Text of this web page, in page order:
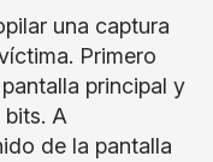
una captura
Primero
principal y
bits. A
de la pantalla